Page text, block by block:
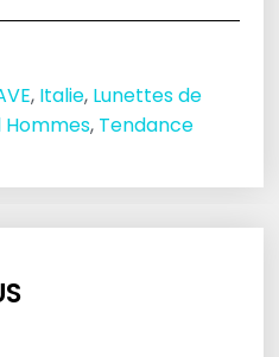
, Italie, Lunettes de
Hommes, Tendance